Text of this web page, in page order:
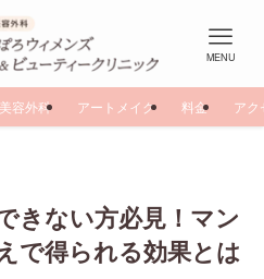
MENU
美容外科 アートメイク 料金 アク
きない方必見！マン
で得られる効果とは